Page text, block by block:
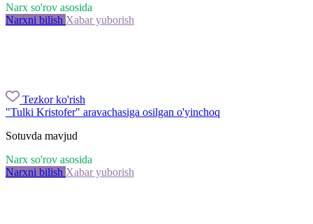
Narx so'rov asosida
Narxni bilish Xabar yuborish
Tezkor ko'rish
"Tulki Kristofer" aravachasiga osilgan o'yinchoq
Sotuvda mavjud
Narx so'rov asosida
Narxni bilish Xabar yuborish